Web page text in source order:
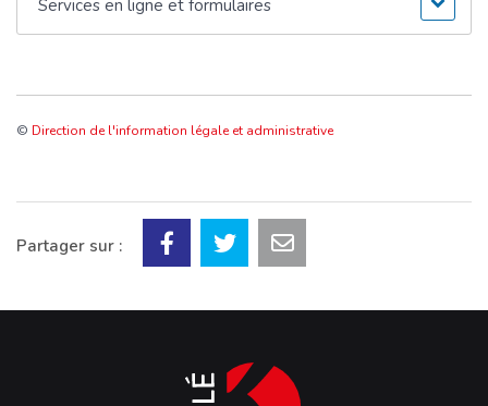
Services en ligne et formulaires
© Direction de l'information légale et administrative
Partager sur :